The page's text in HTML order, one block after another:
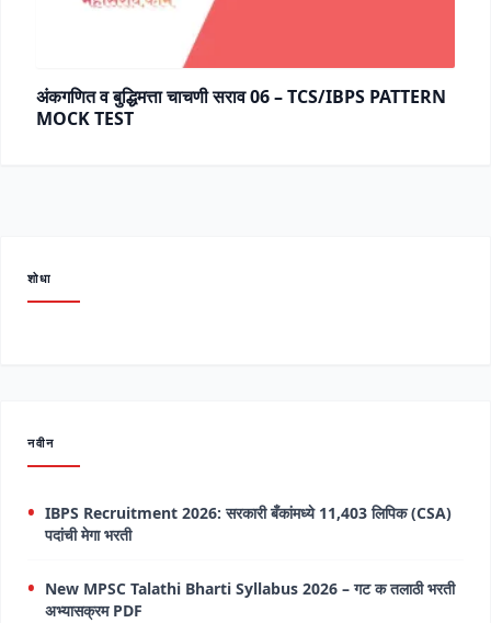
अंकगणित व बुद्धिमत्ता चाचणी सराव 06 – TCS/IBPS PATTERN
MOCK TEST
शोधा
नवीन
IBPS Recruitment 2026: सरकारी बँकांमध्ये 11,403 लिपिक (CSA)
पदांची मेगा भरती
New MPSC Talathi Bharti Syllabus 2026 – गट क तलाठी भरती
अभ्यासक्रम PDF